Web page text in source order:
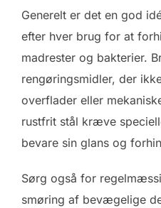
Generelt er det en god
efter hver brug for at
madrester og bakterier.
rengøringsmidler, der
overflader eller
rustfrit stål kræve
bevare sin glans og
Sørg også for
smøring af bevægelige